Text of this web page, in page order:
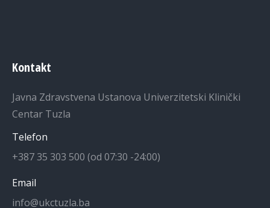
Kontakt
Javna Zdravstvena Ustanova Univerzitetski Klinički
Centar Tuzla
Telefon
+387 35 303 500 (od 07:30 -24:00)
Email
info@ukctuzla.ba